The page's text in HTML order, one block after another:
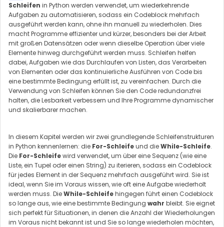
Schleifen in Python werden verwendet, um wiederkehrende
Aufgaben zu automatisieren, sodass ein Codeblock mehrfach
ausgeführt werden kann, ohne ihn manuell zu wiederholen. Dies
macht Programme effizienter und kürzer, besonders bei der Arbeit
mit großen Datensätzen oder wenn dieselbe Operation über viele
Elemente hinweg durchgeführt werden muss. Schleifen helfen
dabei, Aufgaben wie das Durchlaufen von Listen, das Verarbeiten
von Elementen oder das kontinuierliche Ausführen von Code bis
eine bestimmte Bedingung erfüllt ist, zu vereinfachen. Durch die
Verwendung von Schleifen können Sie den Code redundanzfrei
halten, die Lesbarkeit verbessern und Ihre Programme dynamischer
und skalierbarer machen.
In diesem Kapitel werden wir zwei grundlegende Schleifenstrukturen
in Python kennenlernen: die For-Schleifeund dieWhile-Schleife.
Die For-Schleifewird verwendet, um über eine Sequenz (wie eine
Liste, ein Tupel oder einen String) zu iterieren, sodass ein Codeblock
für jedes Element in der Sequenz mehrfach ausgeführt wird. Sie ist
ideal, wenn Sie im Voraus wissen, wie oft eine Aufgabe wiederholt
werden muss. DieWhile-Schleifehingegen führt einen Codeblock
so lange aus, wie eine bestimmte Bedingung wahr bleibt. Sie eignet
sich perfekt für Situationen, in denen die Anzahl der Wiederholungen
im Voraus nicht bekannt ist und Sie so lange wiederholen möchten,